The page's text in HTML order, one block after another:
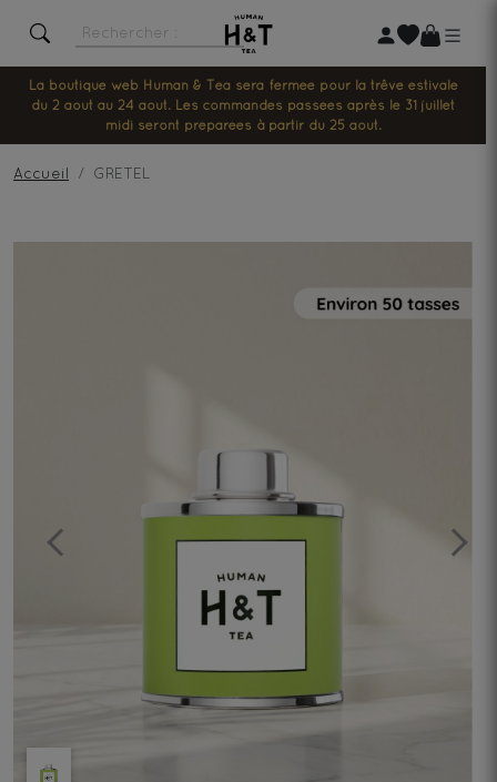
La boutique web Human & Tea sera fermée pour la trêve estivale
du 2 août au 24 août. Les commandes passées après le 31 juillet
midi seront préparées à partir du 25 août.
Accueil GRETEL
Previous Next